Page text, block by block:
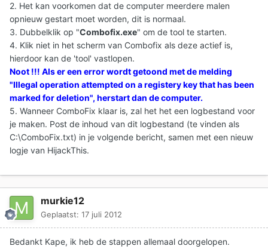
2. Het kan voorkomen dat de computer meerdere malen
opnieuw gestart moet worden, dit is normaal.
3. Dubbelklik op "Combofix.exe" om de tool te starten.
4. Klik niet in het scherm van Combofix als deze actief is,
hierdoor kan de 'tool' vastlopen.
Noot !!! Als er een error wordt getoond met de melding
"Illegal operation attempted on a registery key that has been
marked for deletion", herstart dan de computer.
5. Wanneer ComboFix klaar is, zal het het een logbestand voor
je maken. Post de inhoud van dit logbestand (te vinden als
C:\ComboFix.txt) in je volgende bericht, samen met een nieuw
logje van HijackThis.
murkie12
Geplaatst: 17 juli 2012
Bedankt Kape, ik heb de stappen allemaal doorgelopen.